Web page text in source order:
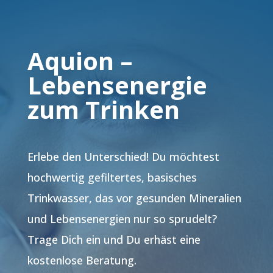
Aquion –
Lebensenergie
zum Trinken
Erlebe den Unterschied! Du möchtest
hochwertig gefiltertes, basisches
Trinkwasser, das vor gesunden Mineralien
und Lebensenergien nur so sprudelt?
Trage Dich ein und Du erhäst eine
kostenlose Beratung.